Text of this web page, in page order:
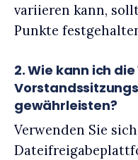
variieren kann,
Punkte
2. Wie kann ich
gewährleisten?
Verwenden Sie